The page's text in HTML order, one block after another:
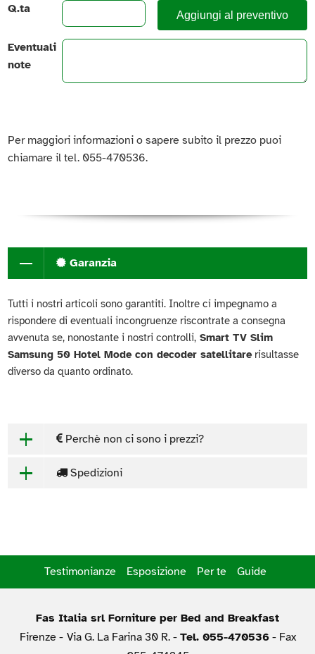
Q.ta Aggiungi al preventivo
Eventuali
note
Per maggiori informazioni o sapere subito il prezzo puoi
chiamare il tel. 055-470536.
Garanzia
Tutti i nostri articoli sono garantiti. Inoltre ci impegnamo a
rispondere di eventuali incongruenze riscontrate a consegna
avvenuta se, nonostante i nostri controlli, Smart TV Slim
Samsung 50 Hotel Mode con decoder satellitarerisultasse
diverso da quanto ordinato.
Perchè non ci sono i prezzi?
Spedizioni
Testimonianze Esposizione Per te Guide
Fas Italia srl Forniture per Bed and Breakfast
Firenze - Via G. La Farina 30 R. - Tel. 055-470536- Fax